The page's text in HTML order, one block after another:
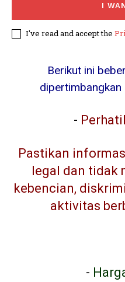
I
I've read and accept the
Berikut ini
dipertimbangkan
-
Pastikan
legal dan tidak
kebencian,
aktivitas
-